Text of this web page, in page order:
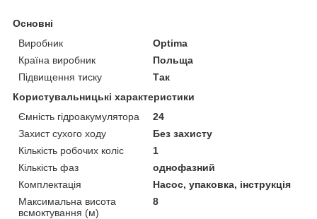
Основні
Виробник
Optima
Країна виробник
Польща
Підвищення тиску
Так
Користувальницькі характеристики
Ємність гідроакумулятора
24
Захист сухого ходу
Без захисту
Кількість робочих коліс
1
Кількість фаз
однофазний
Комплектація
Насос, упаковка, інструкція
Максимальна висота
всмоктування (м)
8